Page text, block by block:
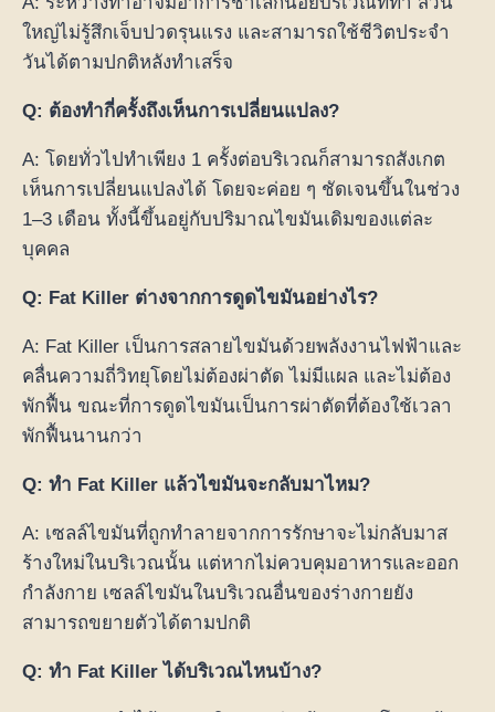
ใหญ่ไม่รู้สึกเจ็บปวดรุนแรง และสามารถใช้ชีวิตประจำ
วันได้ตามปกติหลังทำเสร็จ
Q: ต้องทำกี่ครั้งถึงเห็นการเปลี่ยนแปลง?
A: โดยทั่วไปทำเพียง 1 ครั้งต่อบริเวณก็สามารถสังเกต
เห็นการเปลี่ยนแปลงได้ โดยจะค่อย ๆ ชัดเจนขึ้นในช่วง
1–3 เดือน ทั้งนี้ขึ้นอยู่กับปริมาณไขมันเดิมของแต่ละ
บุคคล
Q: Fat Killer ต่างจากการดูดไขมันอย่างไร?
A: Fat Killer เป็นการสลายไขมันด้วยพลังงานไฟฟ้าและ
คลื่นความถี่วิทยุโดยไม่ต้องผ่าตัด ไม่มีแผล และไม่ต้อง
พักฟื้น ขณะที่การดูดไขมันเป็นการผ่าตัดที่ต้องใช้เวลา
พักฟื้นนานกว่า
Q: ทำ Fat Killer แล้วไขมันจะกลับมาไหม?
A: เซลล์ไขมันที่ถูกทำลายจากการรักษาจะไม่กลับมาส
ร้างใหม่ในบริเวณนั้น แต่หากไม่ควบคุมอาหารและออก
กำลังกาย เซลล์ไขมันในบริเวณอื่นของร่างกายยัง
สามารถขยายตัวได้ตามปกติ
Q: ทำ Fat Killer ได้บริเวณไหนบ้าง?